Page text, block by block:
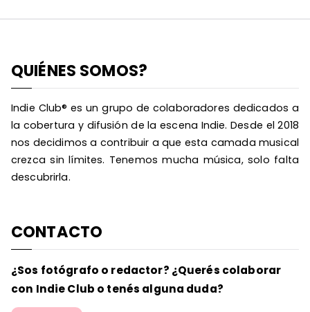
QUIÉNES SOMOS?
Indie Club® es un grupo de colaboradores dedicados a
la cobertura y difusión de la escena Indie. Desde el 2018
nos decidimos a contribuir a que esta camada musical
crezca sin límites. Tenemos mucha música, solo falta
descubrirla.
CONTACTO
¿Sos fotógrafo o redactor? ¿Querés colaborar
con Indie Club o tenés alguna duda?